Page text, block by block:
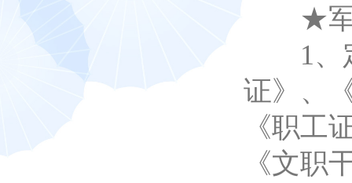
★军
1、定
证》、
《职工
《文职